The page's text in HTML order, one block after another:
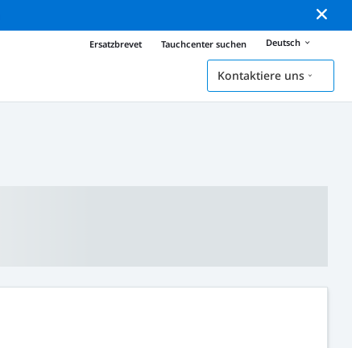
Ersatzbrevet Tauchcenter suchen Deutsch
Kontaktiere uns